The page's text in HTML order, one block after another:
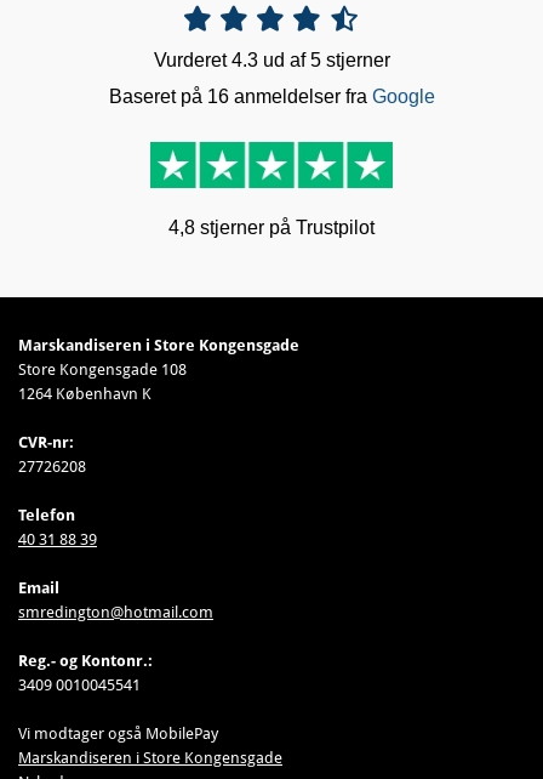
    
Vurderet 4.3 ud af 5 stjerner
Baseret på 16 anmeldelser fra Google
4,8 stjerner på Trustpilot
Marskandiseren i Store Kongensgade
Store Kongensgade 108
1264 København K
CVR-nr:
27726208
Telefon
40 31 88 39
Email
smredington@hotmail.com
Reg.- og Kontonr.:
3409 0010045541
Vi modtager også MobilePay
Marskandiseren i Store Kongensgade